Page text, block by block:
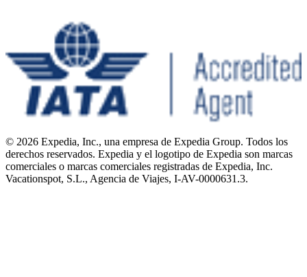
© 2026 Expedia, Inc., una empresa de Expedia Group. Todos los
derechos reservados. Expedia y el logotipo de Expedia son marcas
comerciales o marcas comerciales registradas de Expedia, Inc.
Vacationspot, S.L., Agencia de Viajes, I-AV-0000631.3.